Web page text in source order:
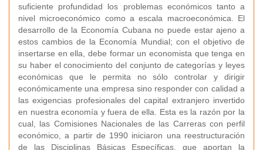
suficiente profundidad los problemas económicos tanto a
nivel microeconómico como a escala macroeconómica. El
desarrollo de la Economía Cubana no puede estar ajeno a
estos cambios de la Economía Mundial; con el objetivo de
insertarse en ella, debe formar un economista que tenga en
su haber el conocimiento del conjunto de categorías y leyes
económicas que le permita no sólo controlar y dirigir
económicamente una empresa sino responder con calidad a
las exigencias profesionales del capital extranjero invertido
en nuestra economía y fuera de ella. Esta es la razón por la
cual, las Comisiones Nacionales de las Carreras con perfil
económico, a partir de 1990 iniciaron una reestructuración
de las Disciplinas Básicas Específicas, que aportan la